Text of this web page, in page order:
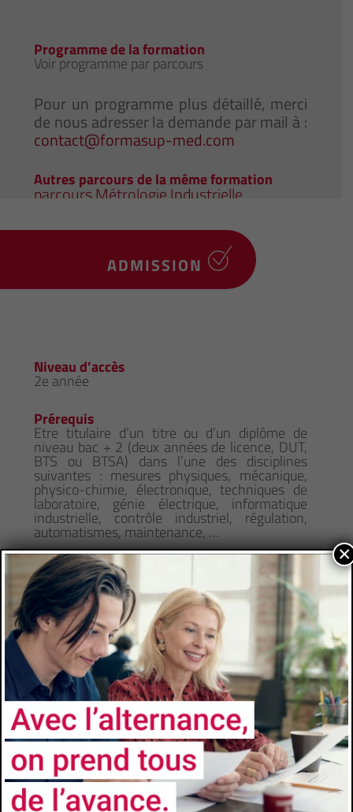
Programme de la formation
Voir programme par parcours
Pour un programme plus détaillé, merci
de nous adresser la demande par mail à :
contact@formasup-med.com
Autres parcours de la même formation
parcours Métrologie Industrielle
ADMISSION
Niveau d’accès
2e année
Prérequis
Etre titulaire d’un titre ou d’un diplôme de
niveau bac + 2 (deux années de licence, DUT,
BTS ou BTSA) dans l’une des disciplines
suivantes : mesures physiques, mécanique,
physico-chimie, électronique, techniques de
laboratoire, génie électrique, informatique
industrielle, contrôle industriel, régulation,
automatismes, maintenance, …
Comment candidater
https://formations.univ-amu.fr/MEPSIM.html
Les avantages de l'alternance
Formation à l’école et formation chez
l’employeur- Insertion professionnelle accrue
à l’issue du diplôme- Diplôme Universitaires
reconnus et visés par l’État
CONTACTS
×